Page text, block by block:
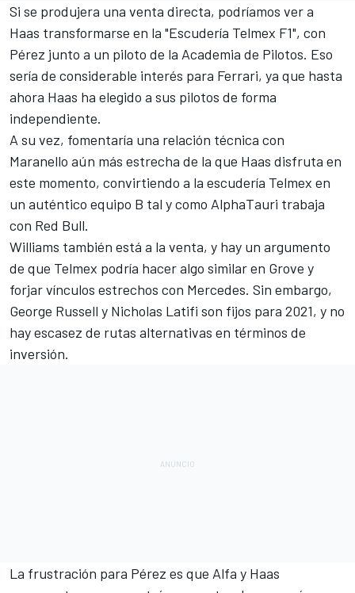
Si se produjera una venta directa, podríamos ver a
Haas transformarse en la "Escudería Telmex F1", con
Pérez junto a un piloto de la Academia de Pilotos. Eso
sería de considerable interés para Ferrari, ya que hasta
ahora Haas ha elegido a sus pilotos de forma
independiente.
A su vez, fomentaría una relación técnica con
Maranello aún más estrecha de la que Haas disfruta en
este momento, convirtiendo a la escudería Telmex en
un auténtico equipo B tal y como AlphaTauri trabaja
con Red Bull.
Williams también está a la venta, y hay un argumento
de que Telmex podría hacer algo similar en Grove y
forjar vínculos estrechos con Mercedes. Sin embargo,
George Russell y Nicholas Latifi son fijos para 2021, y no
hay escasez de rutas alternativas en términos de
inversión.
La frustración para Pérez es que Alfa y Haas